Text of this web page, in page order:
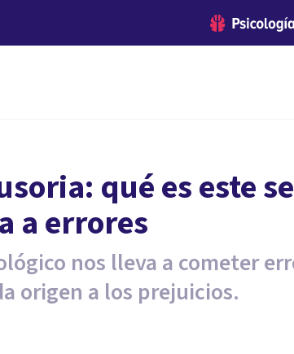
qué es este
a errores
nos lleva a cometer
origen a los prejuicios.